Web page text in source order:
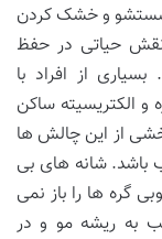
شستشو و خشک کردن
نقش حیاتی در حفظ
از افراد با
الکتریسیته ساکن
از این چالش ها
باشد. شانه های بی
گره ها را باز نمی
به ریشه مو و در